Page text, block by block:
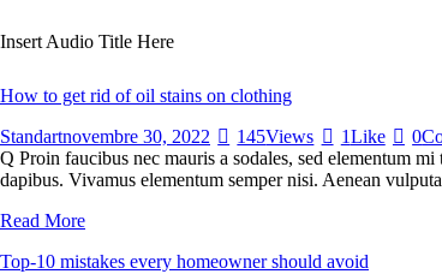
Insert Audio Title Here
How to get rid of oil stains on clothing
Standartnovembre 30, 2022 145Views 1Like 0
Q Proin faucibus nec mauris a sodales, sed elementum
dapibus. Vivamus elementum semper nisi. Aenean
Read More
Top-10 mistakes every homeowner should avoid